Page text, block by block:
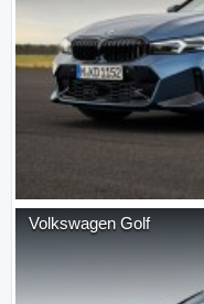
Volkswagen Golf